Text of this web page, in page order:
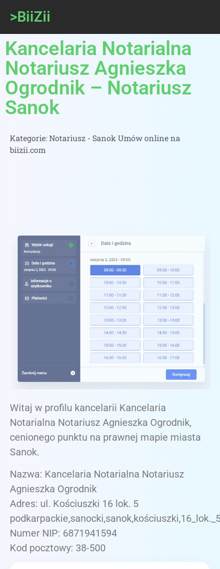
>BiiZii
Kancelaria Notarialna
Notariusz Agnieszka
Ogrodnik – Notariusz
Sanok
Kategorie:Notariusz - Sanok Umów online na
biizii.com
Witaj w profilu kancelarii Kancelaria
Notarialna Notariusz Agnieszka Ogrodnik,
cenionego punktu na prawnej mapie miasta
Sanok.
Nazwa: Kancelaria Notarialna Notariusz
Agnieszka Ogrodnik
Adres: ul. Kościuszki 16 lok. 5
Numer NIP: 6871941594
Kod pocztowy: 38-500